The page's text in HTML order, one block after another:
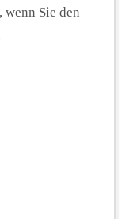
wenn Sie den